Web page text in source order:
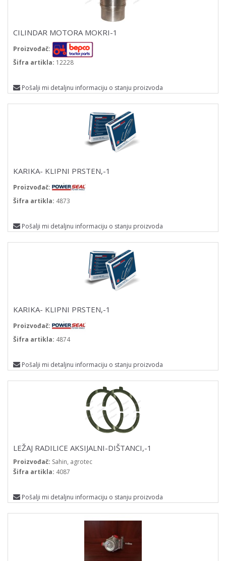
CILINDAR MOTORA MOKRI-1
Proizvođač:
Šifra artikla: 12228
Pošalji mi detaljnu informaciju o stanju proizvoda
KARIKA- KLIPNI PRSTEN,-1
Proizvođač:
Šifra artikla: 4873
Pošalji mi detaljnu informaciju o stanju proizvoda
KARIKA- KLIPNI PRSTEN,-1
Proizvođač:
Šifra artikla: 4874
Pošalji mi detaljnu informaciju o stanju proizvoda
LEŽAJ RADILICE AKSIJALNI-DIŠTANCI,-1
Proizvođač: Sahin, agrotec
Šifra artikla: 4087
Pošalji mi detaljnu informaciju o stanju proizvoda